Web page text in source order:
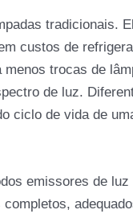
tradicionais.
custos de
trocas de
de luz.
ciclo de vida de
emissores de